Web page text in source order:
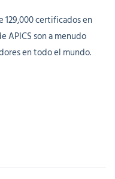
129,000 certificados en
APICS son a menudo
en todo el mundo.